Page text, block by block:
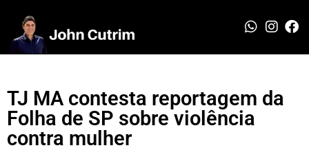
TJ MA contesta reportagem da
Folha de SP sobre violência
contra mulher